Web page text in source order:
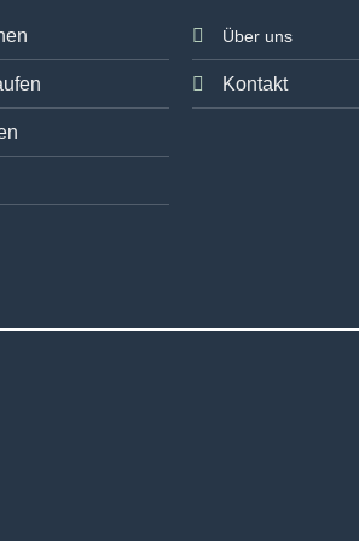
Über uns
Kontakt